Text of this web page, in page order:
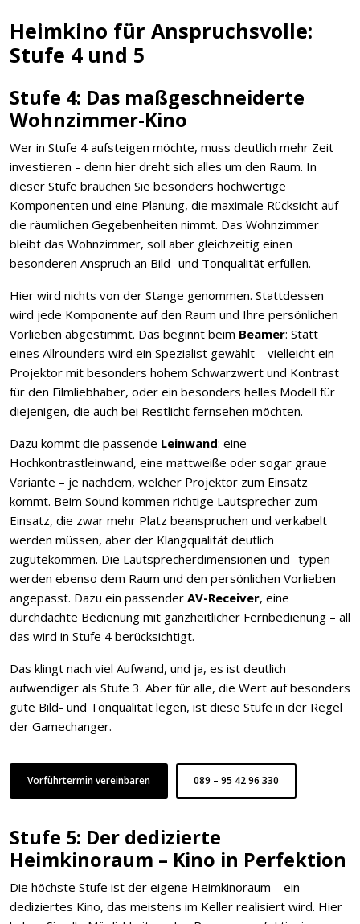
Heimkino für Anspruchsvolle:
Stufe 4 und 5
Stufe 4: Das maßgeschneiderte
Wohnzimmer-Kino
Wer in Stufe 4 aufsteigen möchte, muss deutlich mehr Zeit
investieren – denn hier dreht sich alles um den Raum. In
dieser Stufe brauchen Sie besonders hochwertige
Komponenten und eine Planung, die maximale Rücksicht auf
die räumlichen Gegebenheiten nimmt. Das Wohnzimmer
bleibt das Wohnzimmer, soll aber gleichzeitig einen
besonderen Anspruch an Bild- und Tonqualität erfüllen.
Hier wird nichts von der Stange genommen. Stattdessen
wird jede Komponente auf den Raum und Ihre persönlichen
Vorlieben abgestimmt. Das beginnt beim Beamer: Statt
eines Allrounders wird ein Spezialist gewählt – vielleicht ein
Projektor mit besonders hohem Schwarzwert und Kontrast
für den Filmliebhaber, oder ein besonders helles Modell für
diejenigen, die auch bei Restlicht fernsehen möchten.
Dazu kommt die passende Leinwand: eine
Hochkontrastleinwand, eine mattweiße oder sogar graue
Variante – je nachdem, welcher Projektor zum Einsatz
kommt. Beim Sound kommen richtige Lautsprecher zum
Einsatz, die zwar mehr Platz beanspruchen und verkabelt
werden müssen, aber der Klangqualität deutlich
zugutekommen. Die Lautsprecherdimensionen und -typen
werden ebenso dem Raum und den persönlichen Vorlieben
angepasst. Dazu ein passender AV-Receiver, eine
durchdachte Bedienung mit ganzheitlicher Fernbedienung – all
das wird in Stufe 4 berücksichtigt.
Das klingt nach viel Aufwand, und ja, es ist deutlich
aufwendiger als Stufe 3. Aber für alle, die Wert auf besonders
gute Bild- und Tonqualität legen, ist diese Stufe in der Regel
der Gamechanger.
Vorführtermin vereinbaren 089 – 95 42 96 330
Stufe 5: Der dedizierte
Heimkinoraum – Kino in Perfektion
Die höchste Stufe ist der eigene Heimkinoraum – ein
dediziertes Kino, das meistens im Keller realisiert wird. Hier